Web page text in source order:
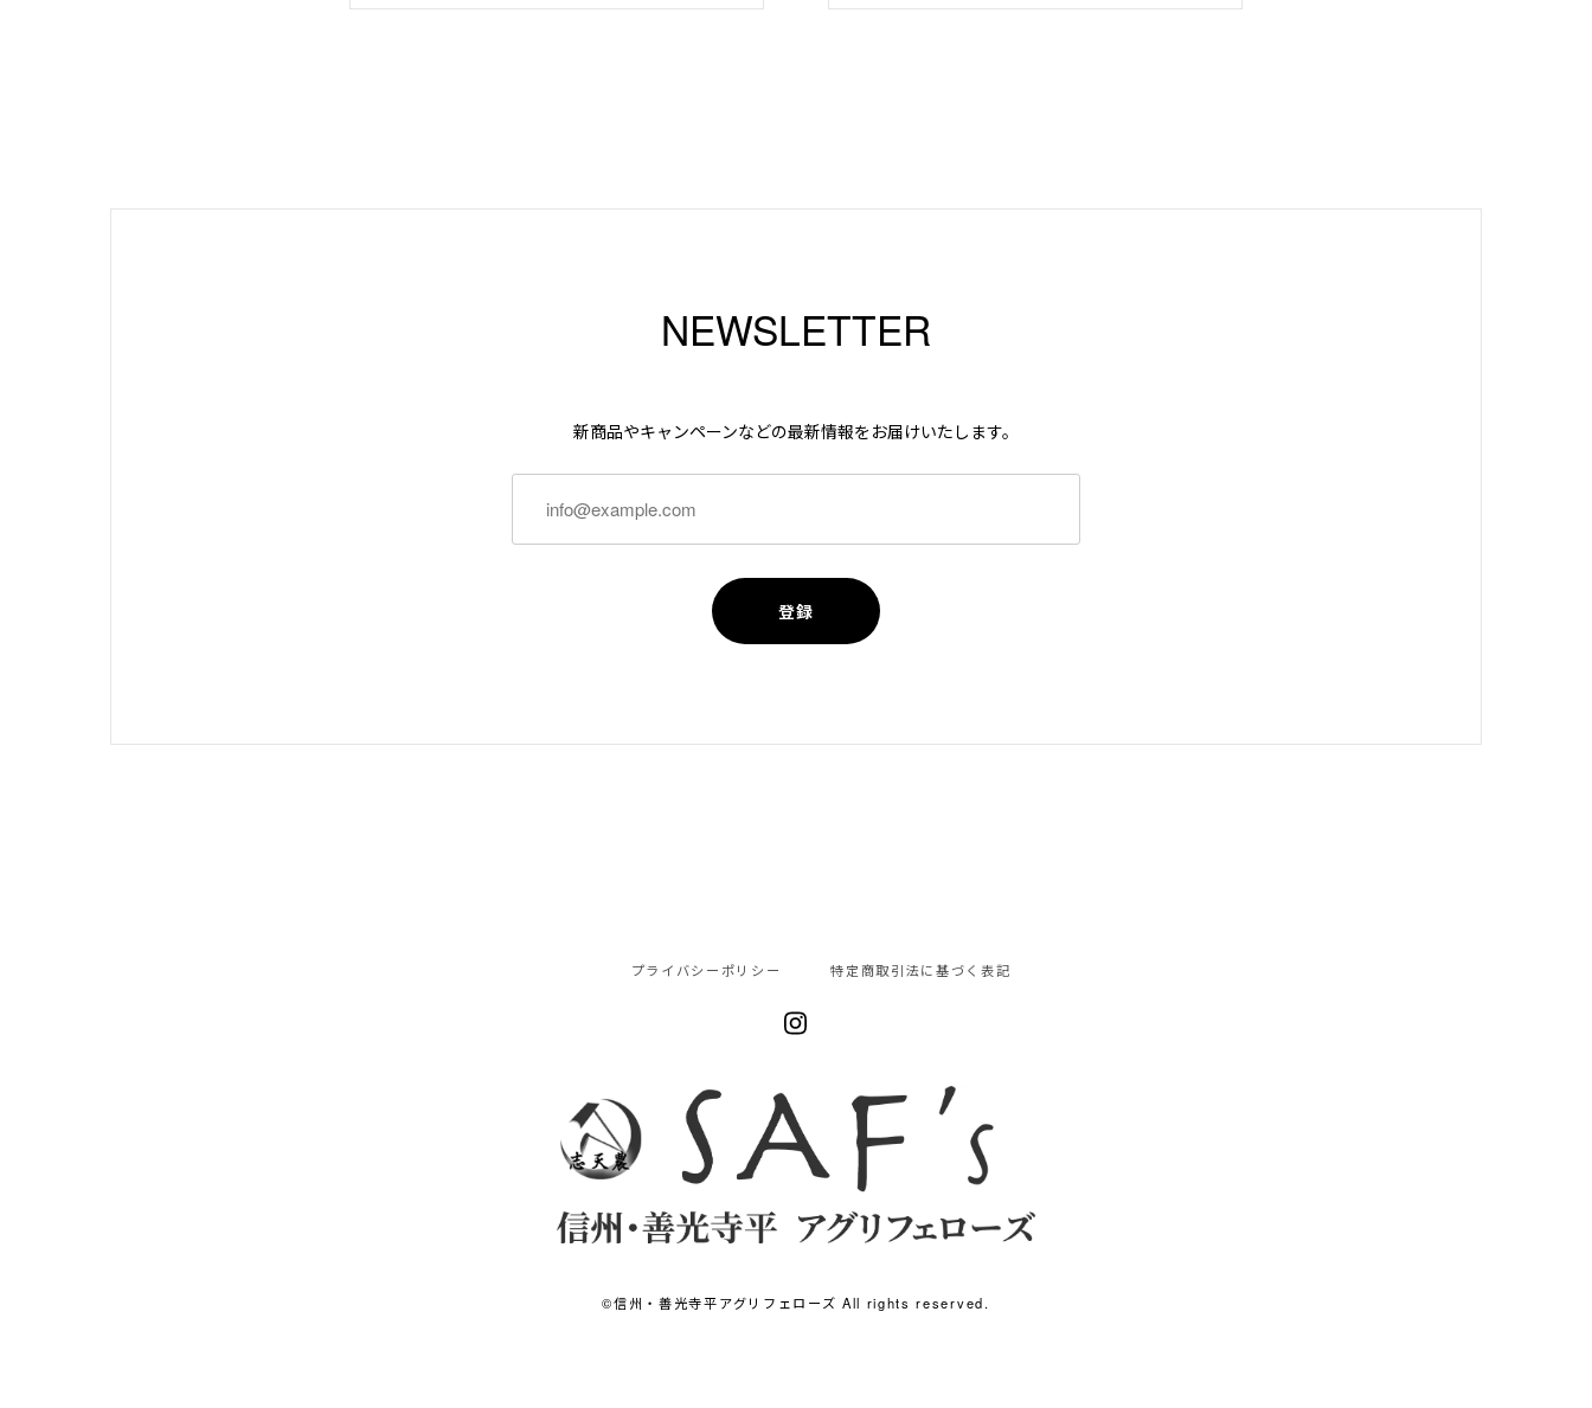
NEWSLETTER
新商品やキャンペーンなどの最新情報をお届けいたします。
登録
プライバシーポリシー 特定商取引法に基づく表記
©︎信州・善光寺平アグリフェローズ All rights reserved.